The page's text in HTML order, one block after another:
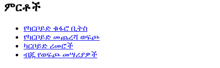
ምርቶች
የካርቦይድ ቁፋሮ ቢትስ
የካርቦይድ መጨረሻ ወፍጮ
ካርቦይድ ሪመሮች
ብጁ የወፍጮ መሣሪያዎች